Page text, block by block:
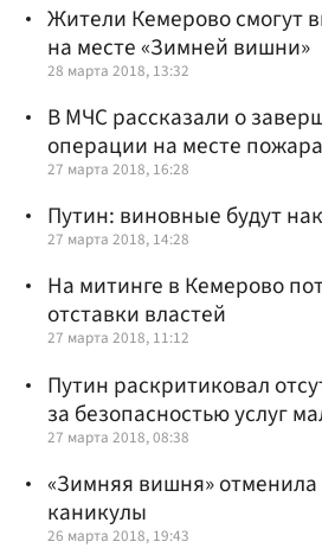
Жители Кемерово смогут
на месте «Зимней вишни»
28 марта 2018, 13:32
В МЧС рассказали о
операции на месте
27 марта 2018, 16:28
Путин: виновные будут
27 марта 2018, 14:28
На митинге в Кемерово
отставки властей
27 марта 2018, 11:12
Путин раскритиковал
за безопасностью услуг
27 марта 2018, 08:38
«Зимняя вишня»
каникулы
26 марта 2018, 19:43